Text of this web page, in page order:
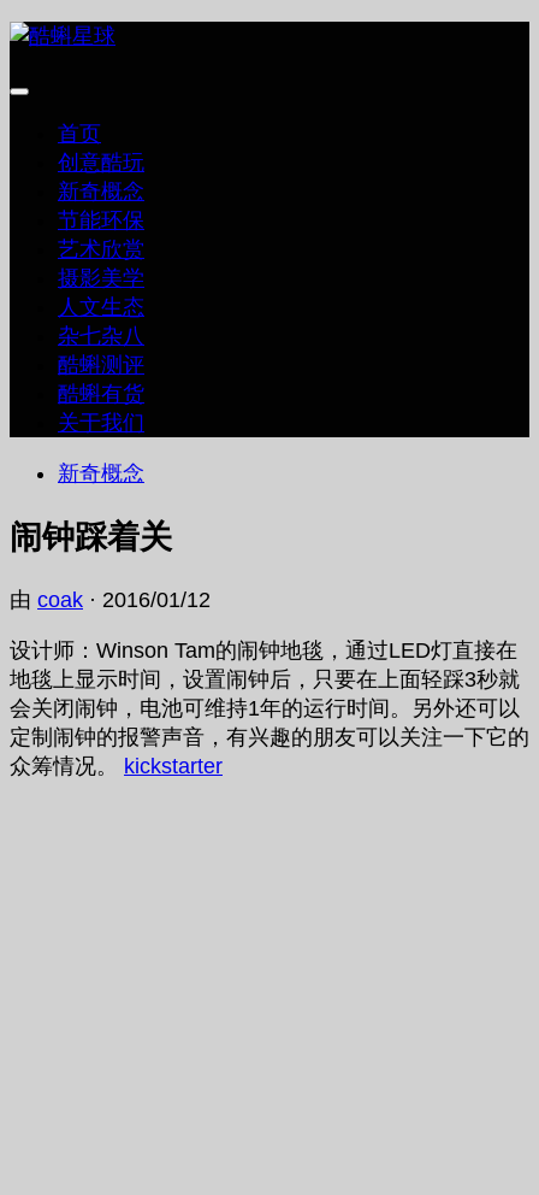
跳
内
首页
创意酷玩
新奇概念
节能环保
艺术欣赏
摄影美学
人文生态
杂七杂八
酷蝌测评
酷蝌有货
关于我们
新奇概念
闹钟踩着关
由 coak · 2016/01/12
设计师：Winson Tam的闹钟地毯，通过LED灯直接在
地毯上显示时间，设置闹钟后，只要在上面轻踩3秒就
会关闭闹钟，电池可维持1年的运行时间。另外还可以
定制闹钟的报警声音，有兴趣的朋友可以关注一下它的
众筹情况。 kickstarter